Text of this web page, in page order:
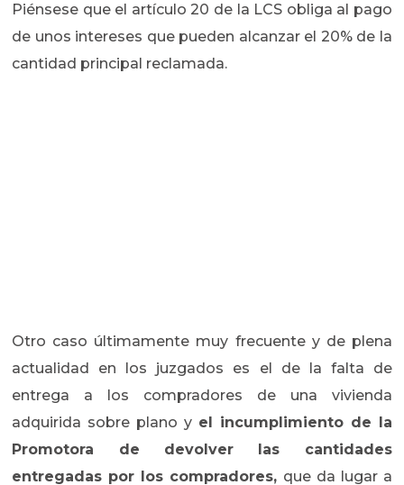
Piénsese que el artículo 20 de la LCS obliga al pago
de unos intereses que pueden alcanzar el 20% de la
cantidad principal reclamada.
Otro caso últimamente muy frecuente y de plena
actualidad en los juzgados es el de la falta de
entrega a los compradores de una vivienda
adquirida sobre plano y el incumplimiento de la
Promotora de devolver las cantidades
entregadas por los compradores, que da lugar a